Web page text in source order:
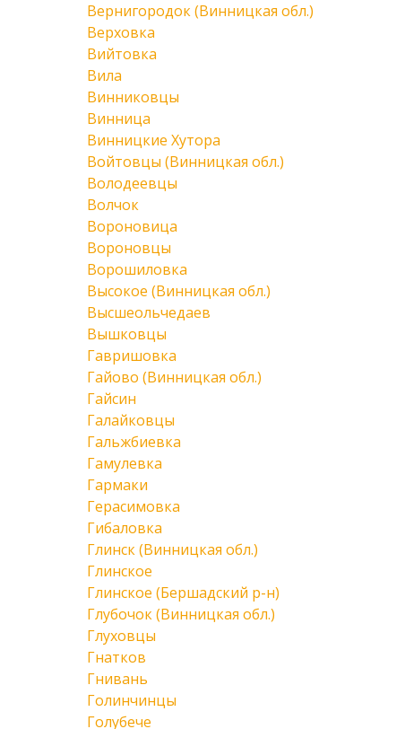
Вернигородок (Винницкая обл.)
Верховка
Вийтовка
Вила
Винниковцы
Винница
Винницкие Хутора
Войтовцы (Винницкая обл.)
Володеевцы
Волчок
Вороновица
Вороновцы
Ворошиловка
Высокое (Винницкая обл.)
Высшеольчедаев
Вышковцы
Гавришовка
Гайово (Винницкая обл.)
Гайсин
Галайковцы
Гальжбиевка
Гамулевка
Гармаки
Герасимовка
Гибаловка
Глинск (Винницкая обл.)
Глинское
Глинское (Бершадский р-н)
Глубочок (Винницкая обл.)
Глуховцы
Гнатков
Гнивань
Голинчинцы
Голубече